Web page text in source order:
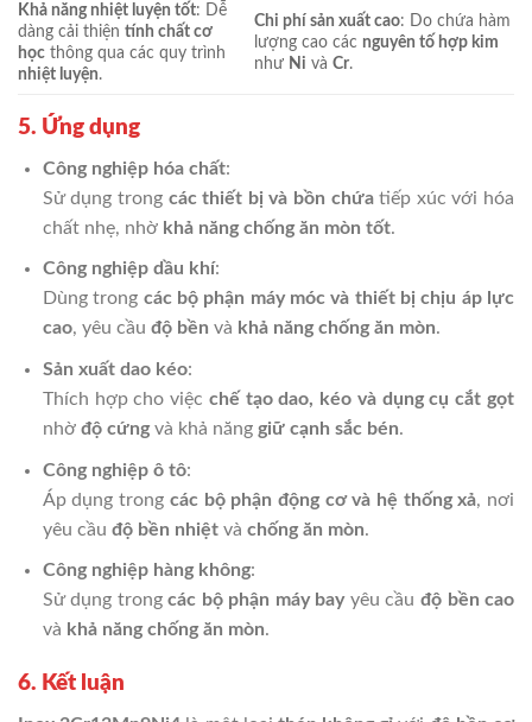
Khả năng nhiệt luyện tốt: Dễ
dàng cải thiện tính chất cơ
học thông qua các quy trình
nhiệt luyện.
Chi phí sản xuất cao: Do chứa hàm
lượng cao các nguyên tố hợp kim
như Ni vàCr.
5. Ứng dụng
Công nghiệp hóa chất:
Sử dụng trong các thiết bị và bồn chứatiếp xúc với hóa
chất nhẹ, nhờ khả năng chống ăn mòn tốt.
Công nghiệp dầu khí:
Dùng trong các bộ phận máy móc và thiết bị chịu áp lực
cao, yêu cầu độ bền và khả năng chống ăn mòn.
Sản xuất dao kéo:
Thích hợp cho việc chế tạo dao, kéo và dụng cụ cắt gọt
nhờ độ cứngvà khả năng giữ cạnh sắc bén.
Công nghiệp ô tô:
Áp dụng trong các bộ phận động cơ và hệ thống xả, nơi
yêu cầu độ bền nhiệtvà chống ăn mòn.
Công nghiệp hàng không:
Sử dụng trongcác bộ phận máy bayyêu cầu độ bền cao
và khả năng chống ăn mòn.
6. Kết luận